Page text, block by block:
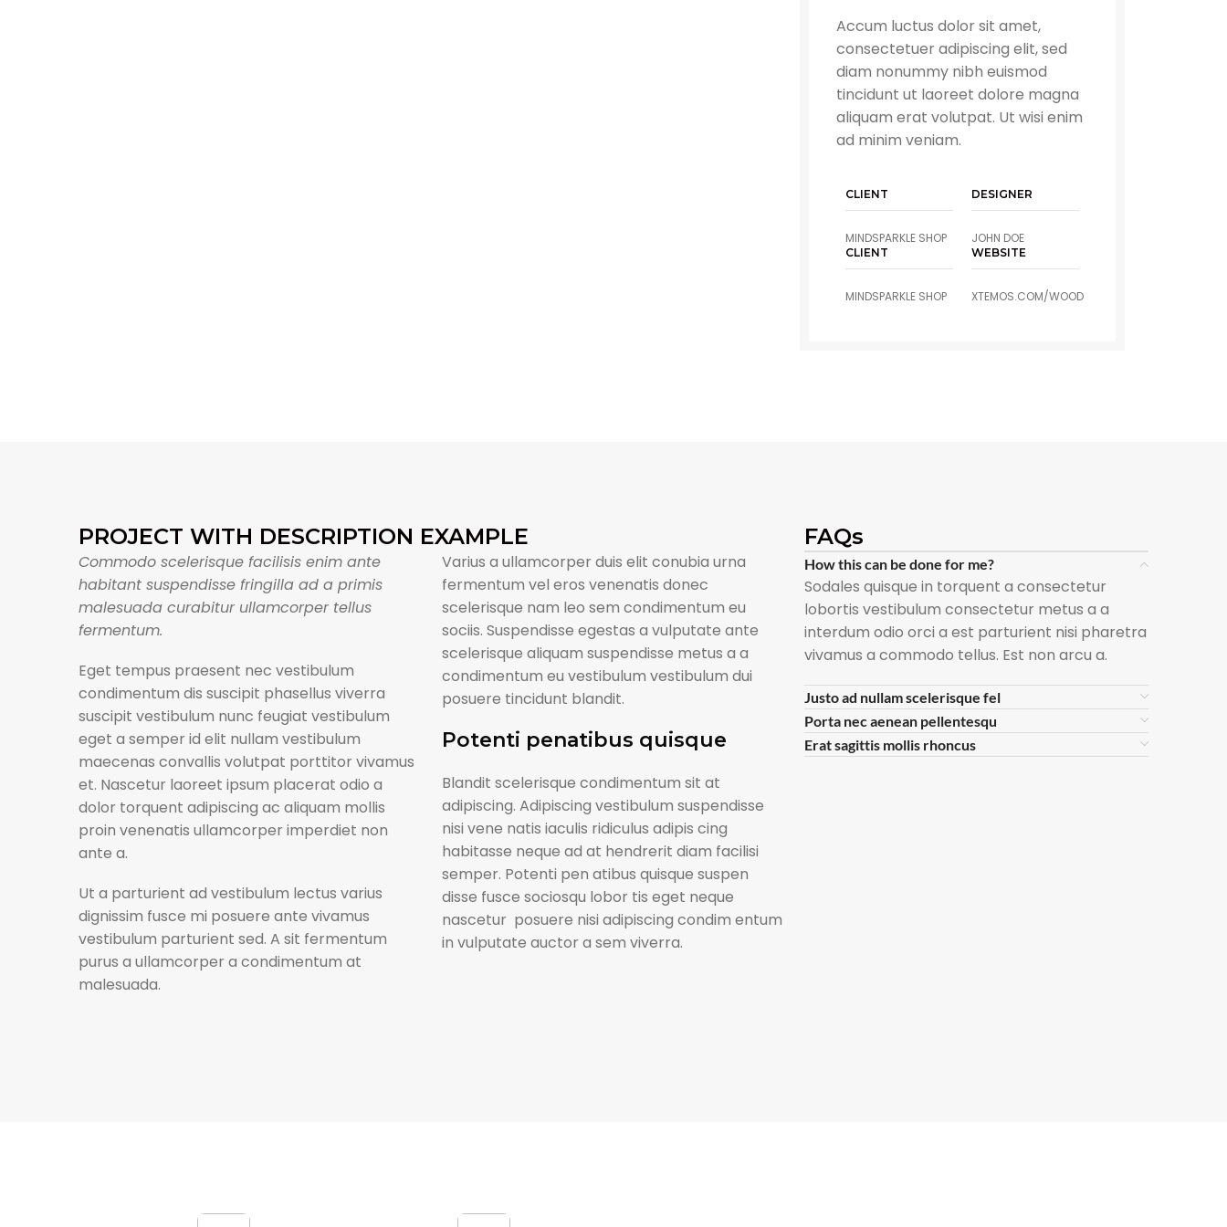
Accum luctus dolor sit amet,
consectetuer adipiscing elit, sed
diam nonummy nibh euismod
tincidunt ut laoreet dolore magna
aliquam erat volutpat. Ut wisi enim
ad minim veniam.
CLIENT
MINDSPARKLE SHOP
DESIGNER
JOHN DOE
CLIENT
MINDSPARKLE SHOP
WEBSITE
XTEMOS.COM/WOOD
PROJECT WITH DESCRIPTION EXAMPLE
Commodo scelerisque facilisis enim ante
habitant suspendisse fringilla ad a primis
malesuada curabitur ullamcorper tellus
fermentum.
Eget tempus praesent nec vestibulum
condimentum dis suscipit phasellus viverra
suscipit vestibulum nunc feugiat vestibulum
eget a semper id elit nullam vestibulum
maecenas convallis volutpat porttitor vivamus
et. Nascetur laoreet ipsum placerat odio a
dolor torquent adipiscing ac aliquam mollis
proin venenatis ullamcorper imperdiet non
ante a.
Ut a parturient ad vestibulum lectus varius
dignissim fusce mi posuere ante vivamus
vestibulum parturient sed. A sit fermentum
purus a ullamcorper a condimentum at
malesuada.
Varius a ullamcorper duis elit conubia urna
fermentum vel eros venenatis donec
scelerisque nam leo sem condimentum eu
sociis. Suspendisse egestas a vulputate ante
scelerisque aliquam suspendisse metus a a
condimentum eu vestibulum vestibulum dui
posuere tincidunt blandit.
Potenti penatibus quisque
Blandit scelerisque condimentum sit at
adipiscing. Adipiscing vestibulum suspendisse
nisi vene natis iaculis ridiculus adipis cing
habitasse neque ad at hendrerit diam facilisi
semper. Potenti pen atibus quisque suspen
disse fusce sociosqu lobor tis eget neque
nascetur posuere nisi adipiscing condim entum
in vulputate auctor a sem viverra.
FAQs
How this can be done for me?
Sodales quisque in torquent a consectetur
lobortis vestibulum consectetur metus a a
interdum odio orci a est parturient nisi pharetra
vivamus a commodo tellus. Est non arcu a.
Justo ad nullam scelerisque fel
Porta nec aenean pellentesqu
Erat sagittis mollis rhoncus